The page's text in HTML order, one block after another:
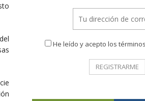
He leído y acepto los